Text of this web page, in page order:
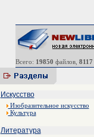
Всего: 19850 файлов, 8117
Искусство
Изобразительное искусство
Культура
Литература